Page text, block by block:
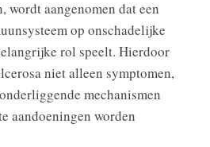
wordt aangenomen dat een
op onschadelijke
rol speelt. Hierdoor
niet alleen symptomen,
mechanismen
aandoeningen worden